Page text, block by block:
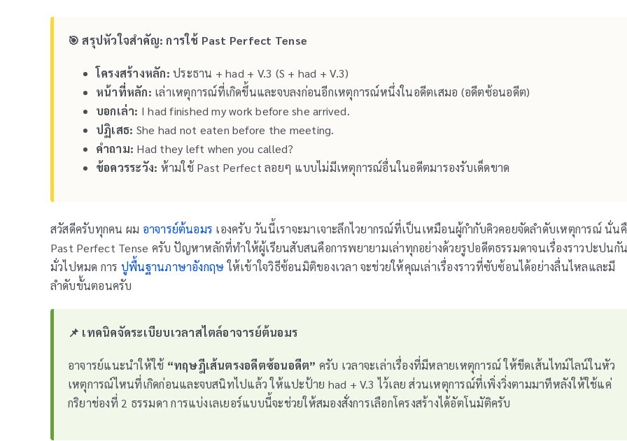
🎯 สรุปหัวใจสำคัญ: การใช้ Past Perfect Tense
โครงสร้างหลัก: ประธาน + had + V.3 (S + had + V.3)
หน้าที่หลัก: เล่าเหตุการณ์ที่เกิดขึ้นและจบลงก่อนอีกเหตุการณ์หนึ่งในอดีตเสมอ (อดีตซ้อนอดีต)
บอกเล่า: I had finished my work before she arrived.
ปฏิเสธ: She had not eaten before the meeting.
คำถาม: Had they left when you called?
ข้อควรระวัง: ห้ามใช้ Past Perfect ลอยๆ แบบไม่มีเหตุการณ์อื่นในอดีตมารองรับเด็ดขาด
สวัสดีครับทุกคน ผม อาจารย์ต้นอมร เองครับ วันนี้เราจะมาเจาะลึกไวยากรณ์ที่เป็นเหมือนผู้กำกับคิวคอยจัดลำดับเหตุการณ์ นั่น
Past Perfect Tense ครับ ปัญหาหลักที่ทำให้ผู้เรียนสับสนคือการพยายามเล่าทุกอย่างด้วยรูปอดีตธรรมดาจนเรื่องราวปะปนกั
มั่วไปหมด การ ปูพื้นฐานภาษาอังกฤษให้เข้าใจวิธีซ้อนมิติของเวลา จะช่วยให้คุณเล่าเรื่องราวที่ซับซ้อนได้อย่างลื่นไหลและมี
ลำดับขั้นตอนครับ
📌 เทคนิคจัดระเบียบเวลาสไตล์อาจารย์ต้นอมร
อาจารย์แนะนำให้ใช้ “ทฤษฎีเส้นตรงอดีตซ้อนอดีต” ครับ เวลาจะเล่าเรื่องที่มีหลายเหตุการณ์ ให้ขีดเส้นไทม์ไลน์ในหัว
เหตุการณ์ไหนที่เกิดก่อนและจบสนิทไปแล้ว ให้แปะป้าย had + V.3 ไว้เลย ส่วนเหตุการณ์ที่เพิ่งวิ่งตามมาทีหลังให้ใช้แค่
กริยาช่องที่ 2 ธรรมดา การแบ่งเลเยอร์แบบนี้จะช่วยให้สมองสั่งการเลือกโครงสร้างได้อัตโนมัติครับ